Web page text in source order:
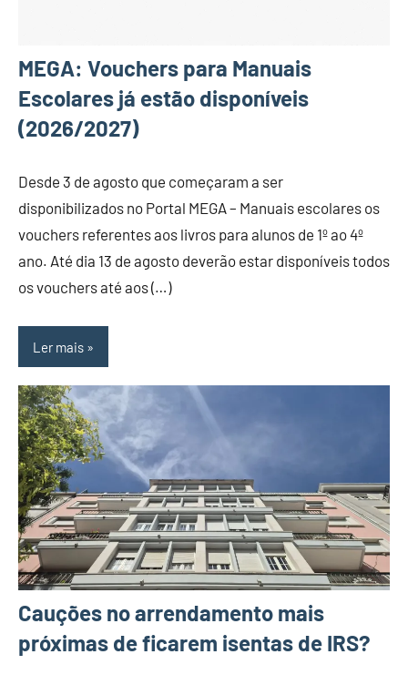
MEGA: Vouchers para Manuais
Escolares já estão disponíveis
(2026/2027)
Desde 3 de agosto que começaram a ser
disponibilizados no Portal MEGA – Manuais escolares os
vouchers referentes aos livros para alunos de 1º ao 4º
ano. Até dia 13 de agosto deverão estar disponíveis todos
os vouchers até aos (…)
Ler mais
Cauções no arrendamento mais
próximas de ficarem isentas de IRS?